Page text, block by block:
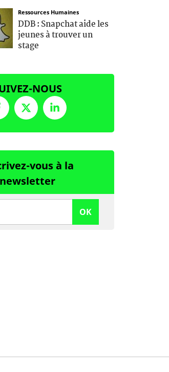
Ressources Humaines
DDB : Snapchat aide les
jeunes à trouver un
stage
NOUS
vous à la
newsletter
OK